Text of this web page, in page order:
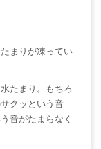
まりが凍ってい
たまり。もちろ
クッという音
音がたまらなく